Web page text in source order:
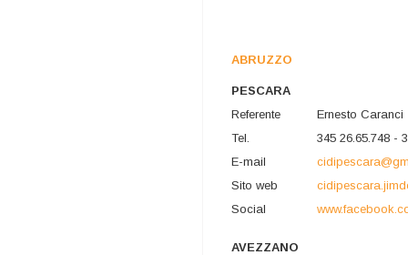
ABRUZZO
PESCARA
Referente
Ernesto Caranci
Tel.
345 26.65.748 -
E-mail
Sito web
Social
AVEZZANO